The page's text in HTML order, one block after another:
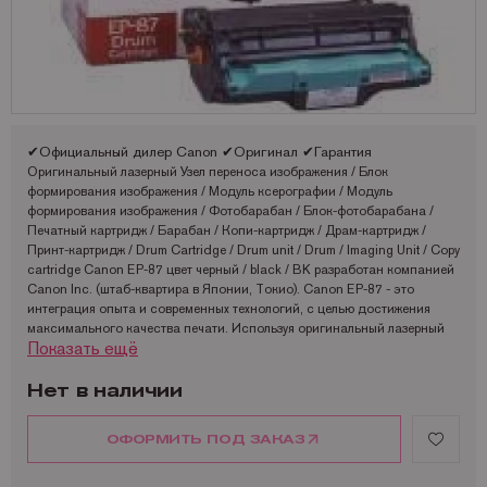
Lexmark
OCE
Pantum
Ricoh
Samsung
Sharp
Toshiba
Xerox
Катюша
Аналоги Lexmark
Аналоги Oki
Аналоги Ricoh
Аналоги Samsung
Аналоги Sharp
Аналоги Xerox
Запчасти для OKI
Запчасти для Samsung
Запчасти для Toshiba
Фотобумага Kodak для струйных принтеров
Фотобумага Lomond и пленки для струйных принтеров
Пленка для ламинирования Корея
Принтеры Epson
Принтеры Hewllet Packard
Принтеры Panasonic
Принтеры Ricoh
Принтеры Samsung
Принтеры Sharp
Принтеры XEROX
Факсы Panasonic
Принтеры Kyocera
Мониторы
Мониторы HP
Другое
✔Официальный дилер Canon ✔Оригинал ✔Гарантия
Оригинальный лазерный Узел переноса изображения / Блок
формирования изображения / Модуль ксерографии / Модуль
формирования изображения / Фотобарабан / Блок-фотобарабана /
Печатный картридж / Барабан / Копи-картридж / Драм-картридж /
Принт-картридж / Drum Cartridge / Drum unit / Drum / Imaging Unit / Copy
cartridge Canon EP-87 цвет черный / black / BK разработан компанией
Canon Inc. (штаб-квартира в Японии, Токио). Canon EP-87 - это
интеграция опыта и современных технологий, с целью достижения
максимального качества печати. Используя оригинальный лазерный
Узел переноса изображения / Блок формирования изображения /
Фотобарабан / Блок-фотобарабана / Печатный картридж / Барабан /
достигаете максимального соответствия расходного материала к
устройству печати (УП), что снижает вероятность быстрого износа,
Показать ещё
Нет в наличии
ОФОРМИТЬ ПОД ЗАКАЗ